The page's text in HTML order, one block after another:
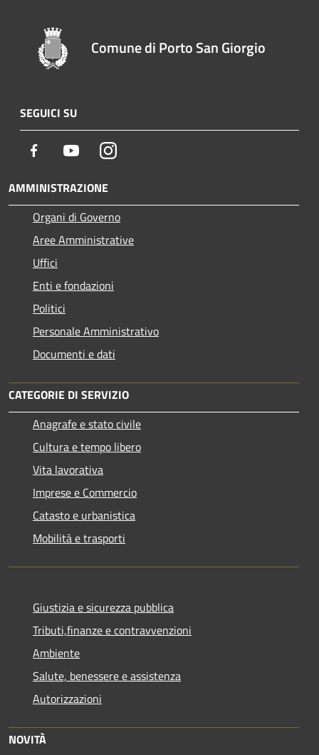
Comune di Porto San Giorgio
SEGUICI SU
Facebook YoutubeInstagram
AMMINISTRAZIONE
Organi di Governo
Aree Amministrative
Uffici
Enti e fondazioni
Politici
Personale Amministrativo
Documenti e dati
CATEGORIE DI SERVIZIO
Anagrafe e stato civile
Cultura e tempo libero
Vita lavorativa
Imprese e Commercio
Catasto e urbanistica
Mobilità e trasporti
Giustizia e sicurezza pubblica
Tributi,finanze e contravvenzioni
Ambiente
Salute, benessere e assistenza
Autorizzazioni
NOVITÀ